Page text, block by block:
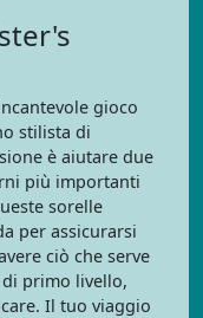
gioco
stilista di
è aiutare due
più importanti
sorelle
per assicurarsi
ciò che serve
primo livello,
Il tuo viaggio